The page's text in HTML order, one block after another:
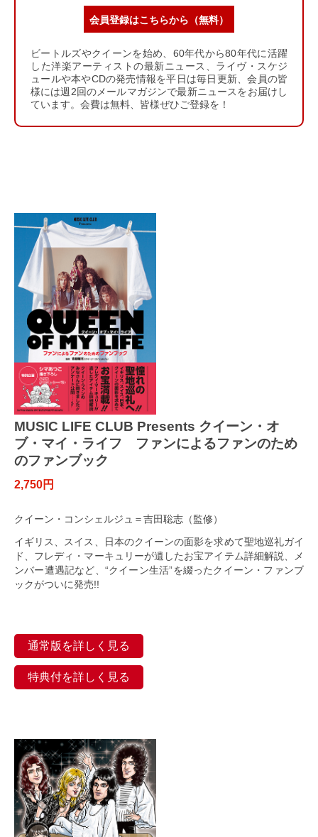
会員登録はこちらから（無料）
ビートルズやクイーンを始め、60年代から80年代に活躍
した洋楽アーティストの最新ニュース、ライヴ・スケジ
ュールや本やCDの発売情報を平日は毎日更新、会員の皆
様には週2回のメールマガジンで最新ニュースをお届けし
ています。会費は無料、皆様ぜひご登録を！
MUSIC LIFE CLUB Presents クイーン・オ
ブ・マイ・ライフ ファンによるファンのため
のファンブック
2,750円
クイーン・コンシェルジュ＝吉田聡志（監修）
イギリス、スイス、日本のクイーンの面影を求めて聖地巡礼ガイ
ド、フレディ・マーキュリーが遺したお宝アイテム詳細解説、メ
ンバー遭遇記など、“クイーン生活”を綴ったクイーン・ファンブ
ックがついに発売!!
通常版を詳しく見る
特典付を詳しく見る